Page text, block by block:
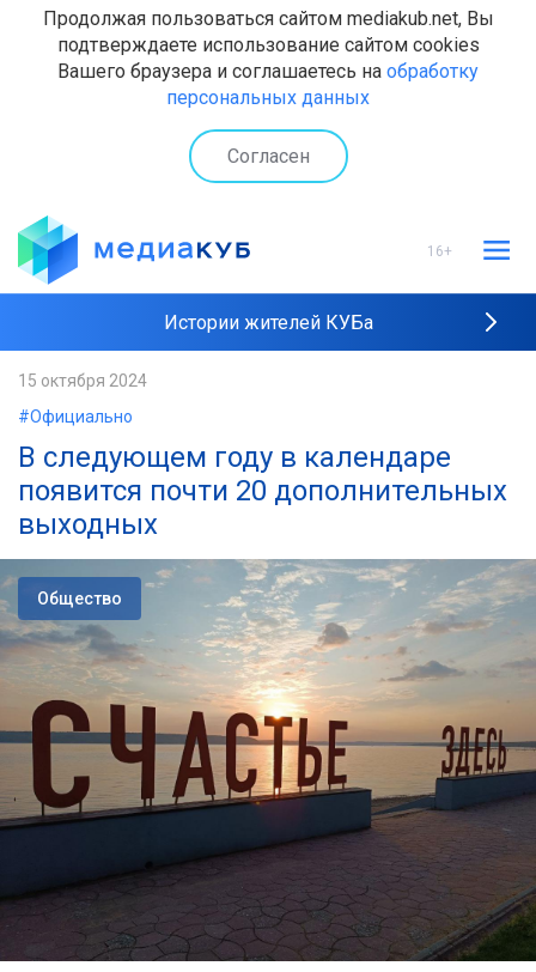
Продолжая пользоваться сайтом mediakub.net, Вы
подтверждаете использование сайтом cookies
Вашего браузера и соглашаетесь на обработку
персональных данных
Согласен
16+
Истории жителей КУБа
15 октября 2024
#Официально
В следующем году в календаре
появится почти 20 дополнительных
выходных
Общество